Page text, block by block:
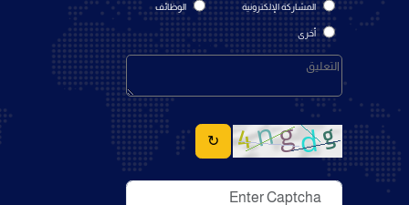
المشاركة الإلكترونية الوظائف
أخرى
↻